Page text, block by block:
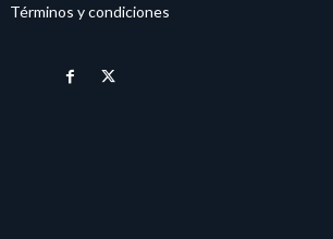
Términos y condiciones